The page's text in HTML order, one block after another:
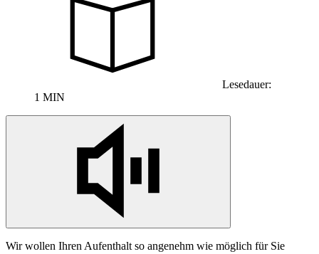
Lesedauer:
1 MIN
Wir wollen Ihren Aufenthalt so angenehm wie möglich für Sie